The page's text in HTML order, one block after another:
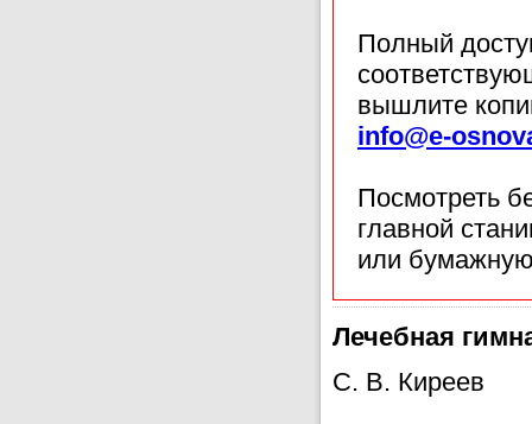
Полный
вышлите
info@e-
Посмотреть
главной
или
Лечебная
С. В. Киреев